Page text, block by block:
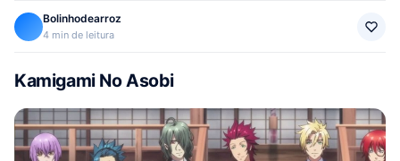
Bolinhodearroz
4 min de leitura
Kamigami No Asobi